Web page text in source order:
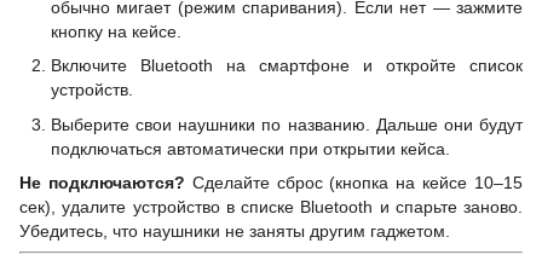
обычно мигает (режим спаривания). Если нет — зажмите
кнопку на кейсе.
Включите Bluetooth на смартфоне и откройте список
устройств.
Выберите свои наушники по названию. Дальше они будут
подключаться автоматически при открытии кейса.
Не подключаются? Сделайте сброс (кнопка на кейсе 10–15
сек), удалите устройство в списке Bluetooth и спарьте заново.
Убедитесь, что наушники не заняты другим гаджетом.